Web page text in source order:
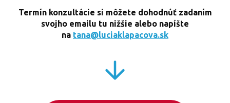
Termín konzultácie si môžete dohodnúť zadaním
svojho emailu tu nižšie alebo napíšte
na tana@luciaklapacova.sk